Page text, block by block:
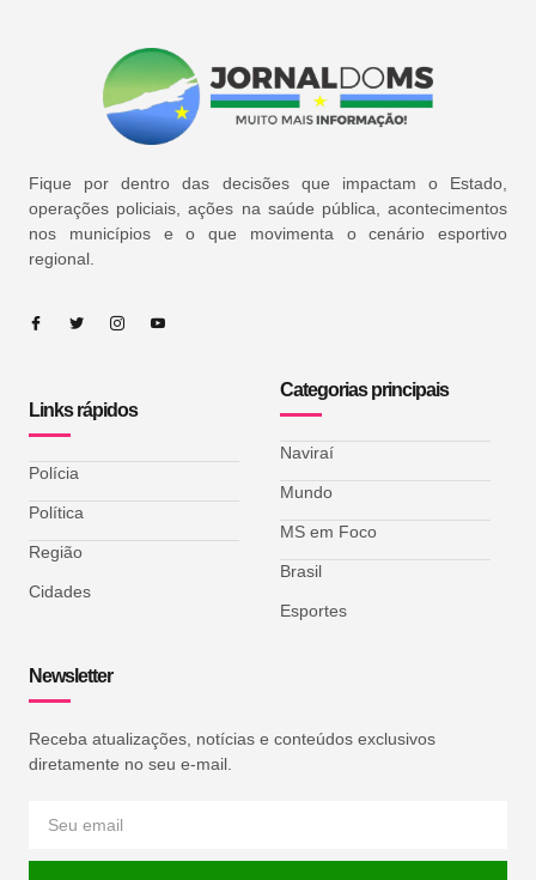
Fique por dentro das decisões que impactam o Estado,
operações policiais, ações na saúde pública, acontecimentos
nos municípios e o que movimenta o cenário esportivo
regional.
Links rápidos
Polícia
Política
Região
Cidades
Categorias principais
Naviraí
Mundo
MS em Foco
Brasil
Esportes
Newsletter
Receba atualizações, notícias e conteúdos exclusivos
diretamente no seu e-mail.